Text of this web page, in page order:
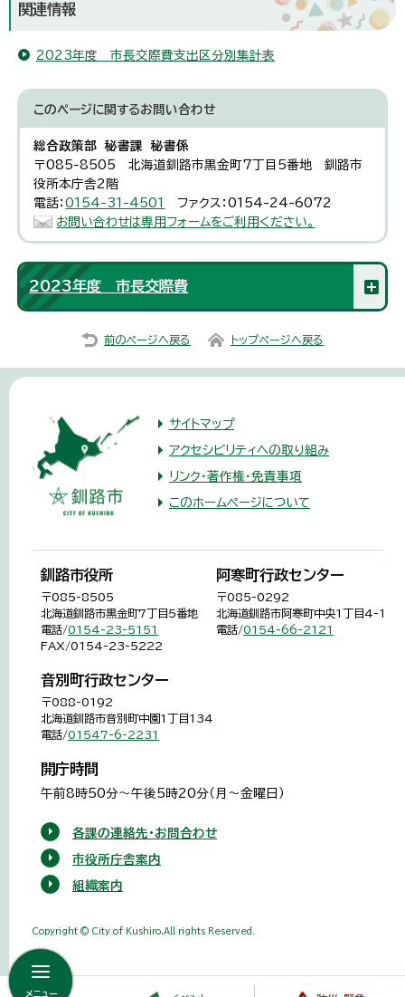
関連情報
2023年度 市長交際費支出区分別集計表
このページに関するお問い合わせ
総合政策部 秘書課 秘書係
〒085-8505 北海道釧路市黒金町7丁目5番地 釧路市
役所本庁舎2階
電話：0154-31-4501
ファクス：0154-24-6072
お問い合わせは専用フォームをご利用ください。
2023年度 市長交際費
前のページへ戻る トップページへ戻る
メニュー
サイトマップ
アクセシビリティへの取り組み
リンク・著作権・免責事項
このホームページについて
釧路市役所
〒085-8505
北海道釧路市黒金町7丁目5番地
電話/0154-23-5151
FAX/0154-23-5222
阿寒町行政センター
〒085-0292
北海道釧路市阿寒町中央1丁目4-1
電話/0154-66-2121
音別町行政センター
〒088-0192
北海道釧路市音別町中園1丁目134
電話/01547-6-2231
開庁時間
午前8時50分～午後5時20分（月～金曜日）
各課の連絡先・お問合わせ
市役所庁舎案内
組織案内
Copyright © City of Kushiro,All rights Reserved.